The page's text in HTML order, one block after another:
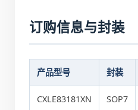
订购信息与封装
产品型号 封装
CXLE83181XN SOP7